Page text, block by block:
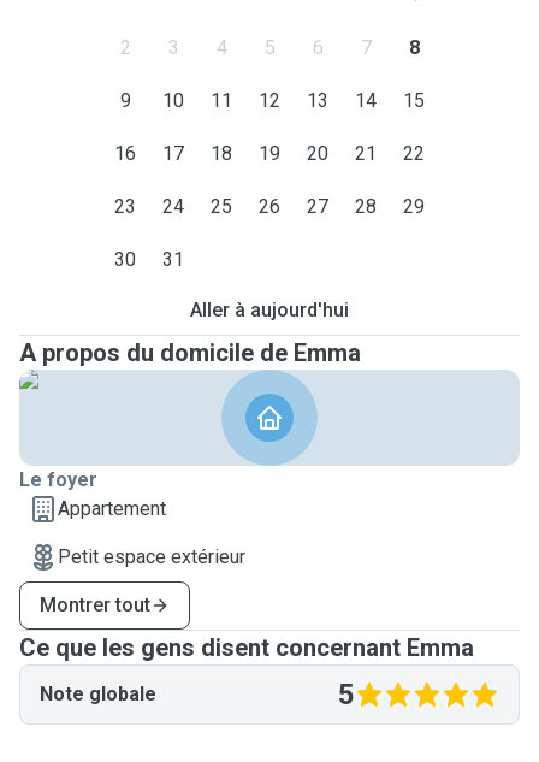
2 3 4 5 6 7 8
9 10 11 12 13 14 15
16 17 18 19 20 21 22
23 24 25 26 27 28 29
30 31
Aller à aujourd'hui
A propos du domicile de Emma
Le foyer
Appartement
Petit espace extérieur
Montrer tout
Ce que les gens disent concernant Emma
Note globale 5